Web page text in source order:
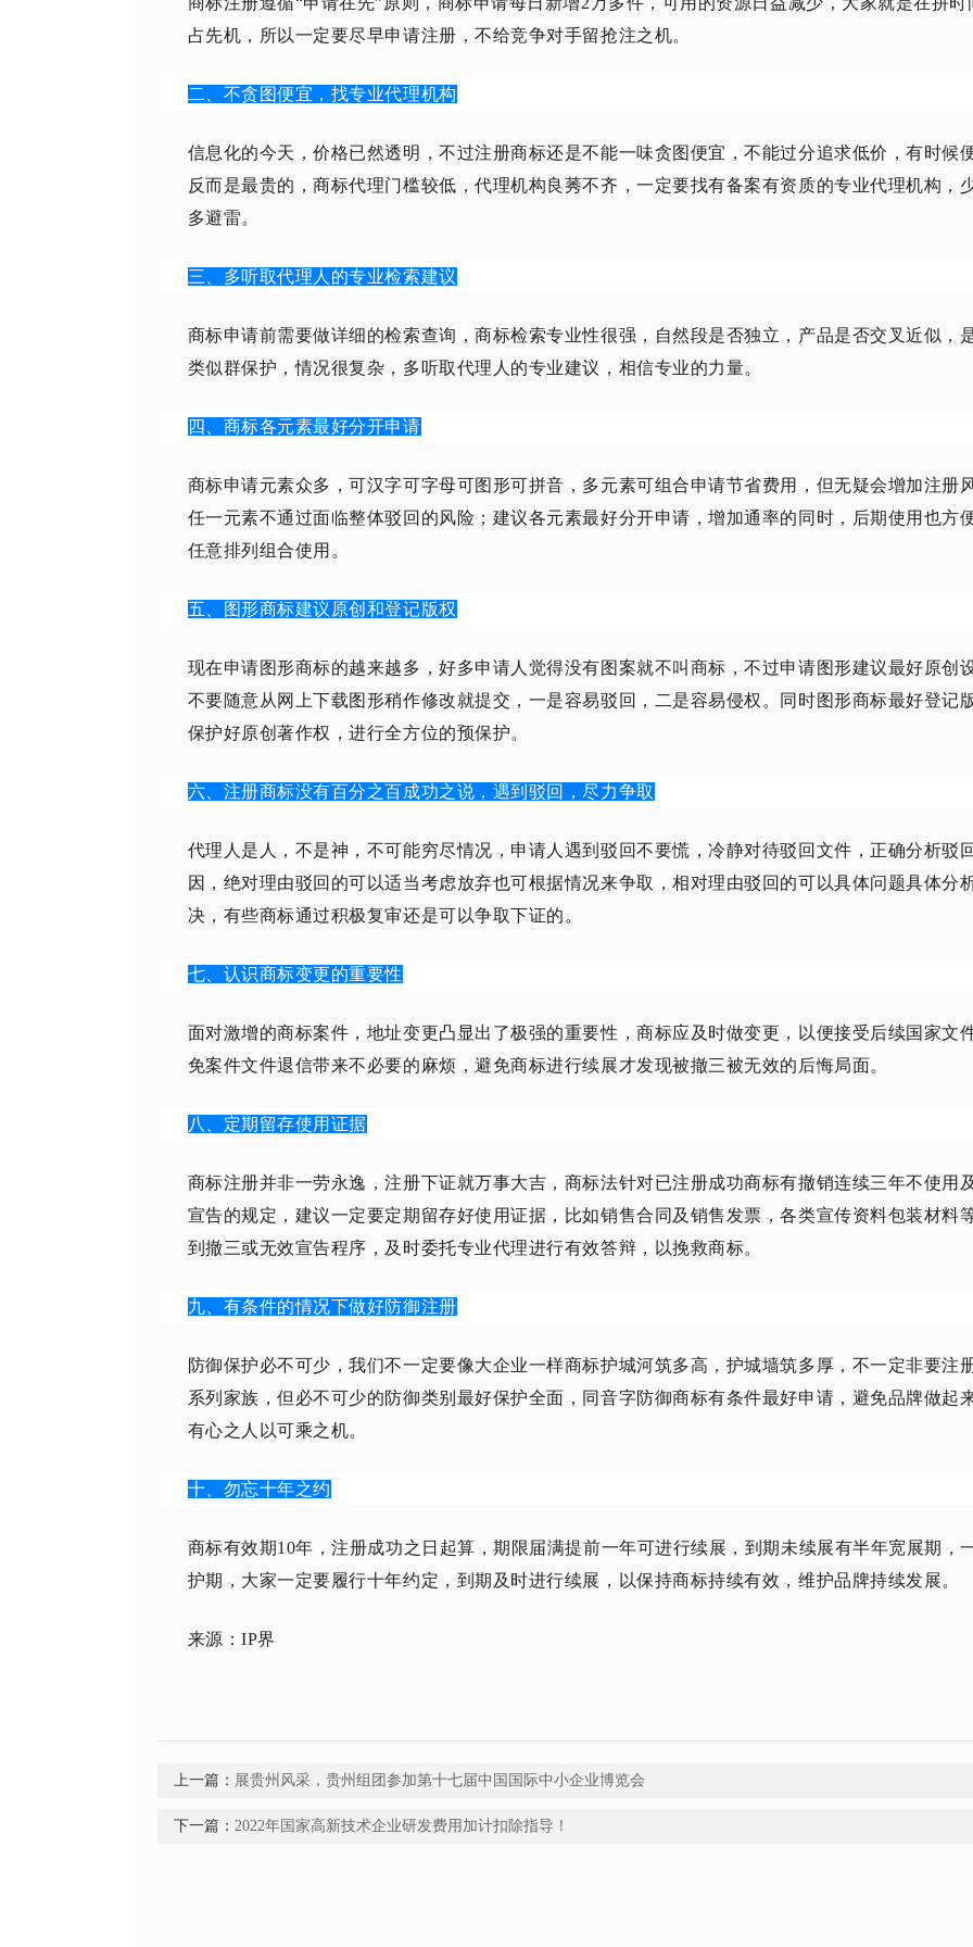
占先机，所以一定要尽早申请注册，不给竞争对手留抢注之机。
二、不贪图便宜，找专业代理机构
信息化的今天，价格已然透明，不过注册商标还是不能一味贪图便宜，不能过分追求低价，有时候
反而是最贵的，商标代理门槛较低，代理机构良莠不齐，一定要找有备案有资质的专业代理机构，
多避雷。
三、多听取代理人的专业检索建议
商标申请前需要做详细的检索查询，商标检索专业性很强，自然段是否独立，产品是否交叉近似，
类似群保护，情况很复杂，多听取代理人的专业建议，相信专业的力量。
四、商标各元素最好分开申请
商标申请元素众多，可汉字可字母可图形可拼音，多元素可组合申请节省费用，但无疑会增加注册
任一元素不通过面临整体驳回的风险；建议各元素最好分开申请，增加通率的同时，后期使用也方
任意排列组合使用。
五、图形商标建议原创和登记版权
现在申请图形商标的越来越多，好多申请人觉得没有图案就不叫商标，不过申请图形建议最好原创
不要随意从网上下载图形稍作修改就提交，一是容易驳回，二是容易侵权。同时图形商标最好登记
保护好原创著作权，进行全方位的预保护。
六、 注册商标没有百分之百成功之说，遇到驳回，尽力争取
代理人是人，不是神，不可能穷尽情况，申请人遇到驳回不要慌，冷静对待驳回文件，正确分析驳
因，绝对理由驳回的可以适当考虑放弃也可根据情况来争取，相对理由驳回的可以具体问题具体分
决，有些商标通过积极复审还是可以争取下证的。
七、认识商标变更的重要性
面对激增的商标案件，地址变更凸显出了极强的重要性，商标应及时做变更，以便接受后续国家文
免案件文件退信带来不必要的麻烦，避免商标进行续展才发现被撤三被无效的后悔局面。
八、定期留存使用证据
商标注册并非一劳永逸，注册下证就万事大吉，商标法针对已注册成功商标有撤销连续三年不使用
宣告的规定，建议一定要定期留存好使用证据，比如销售合同及销售发票，各类宣传资料包装材料
到撤三或无效宣告程序，及时委托专业代理进行有效答辩，以挽救商标。
九、有条件的情况下做好防御注册
防御保护必不可少，我们不一定要像大企业一样商标护城河筑多高，护城墙筑多厚，不一定非要注
系列家族，但必不可少的防御类别最好保护全面，同音字防御商标有条件最好申请，避免品牌做起
有心之人以可乘之机。
十、勿忘十年之约
商标有效期10年，注册成功之日起算，期限届满提前一年可进行续展，到期未续展有半年宽展期，
护期，大家一定要履行十年约定，到期及时进行续展，以保持商标持续有效，维护品牌持续发展。
来源：IP界
上一篇： 展贵州风采，贵州组团参加第十七届中国国际中小企业博览会
下一篇： 2022年国家高新技术企业研发费用加计扣除指导！